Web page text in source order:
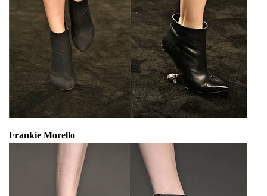
Frankie Morello